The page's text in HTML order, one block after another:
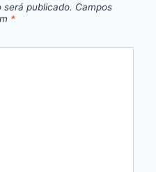
será publicado. Campos
*